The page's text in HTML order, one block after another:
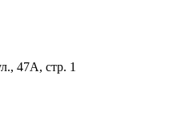
47А, стр. 1